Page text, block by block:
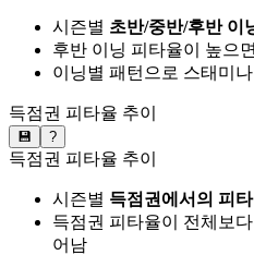
시즌별 초반/중반/후반 이
후반 이닝 피타율이 높으
이닝별 패턴으로 스태미
득점권 피타율 추이
💾 ?
득점권 피타율 추이
시즌별 득점권에서의 피
득점권 피타율이 전체보
어남